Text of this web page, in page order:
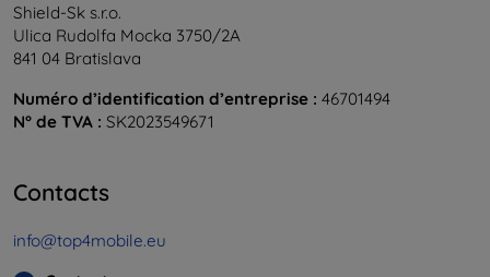
Shield-Sk s.r.o.
Ulica Rudolfa Mocka 3750/2A
841 04 Bratislava
Numéro d’identification d’entreprise : 46701494
N° de TVA : SK2023549671
Contacts
info@top4mobile.eu